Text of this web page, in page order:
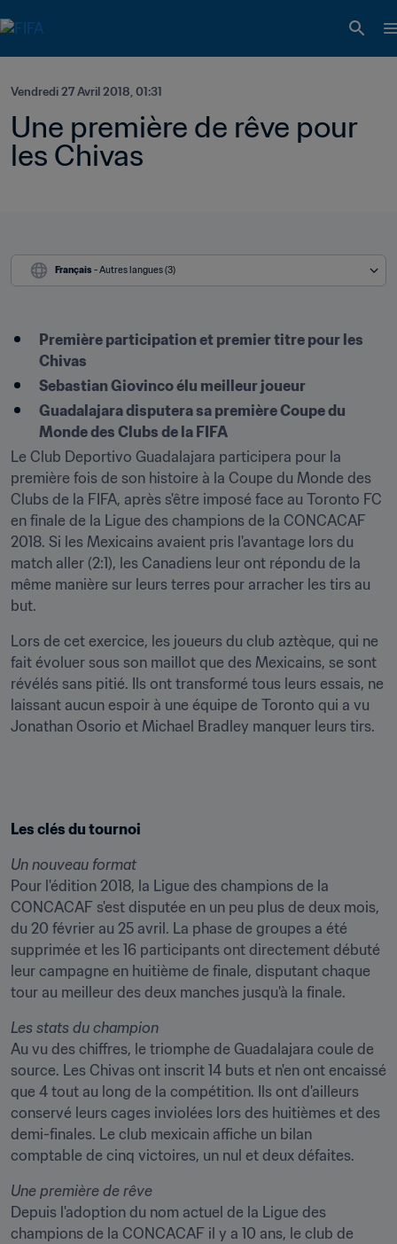
Vendredi 27 Avril 2018, 01:31
Une première de rêve pour
les Chivas
Français - Autres langues (3)
Première participation et premier titre pour les
Chivas
Sebastian Giovinco élu meilleur joueur
Guadalajara disputera sa première Coupe du
Monde des Clubs de la FIFA
Le Club Deportivo Guadalajara participera pour la
première fois de son histoire à la Coupe du Monde des
Clubs de la FIFA, après s'être imposé face au Toronto FC
en finale de la Ligue des champions de la CONCACAF
2018. Si les Mexicains avaient pris l'avantage lors du
match aller (2:1), les Canadiens leur ont répondu de la
même manière sur leurs terres pour arracher les tirs au
but.
Lors de cet exercice, les joueurs du club aztèque, qui ne
fait évoluer sous son maillot que des Mexicains, se sont
révélés sans pitié. Ils ont transformé tous leurs essais, ne
laissant aucun espoir à une équipe de Toronto qui a vu
Jonathan Osorio et Michael Bradley manquer leurs tirs.
Les clés du tournoi
Un nouveau format
Pour l'édition 2018, la Ligue des champions de la
CONCACAF s'est disputée en un peu plus de deux mois,
du 20 février au 25 avril. La phase de groupes a été
supprimée et les 16 participants ont directement débuté
leur campagne en huitième de finale, disputant chaque
tour au meilleur des deux manches jusqu'à la finale.
Les stats du champion
Au vu des chiffres, le triomphe de Guadalajara coule de
source. Les Chivas ont inscrit 14 buts et n'en ont encaissé
que 4 tout au long de la compétition. Ils ont d'ailleurs
conservé leurs cages inviolées lors des huitièmes et des
demi-finales. Le club mexicain affiche un bilan
comptable de cinq victoires, un nul et deux défaites.
Une première de rêve
Depuis l'adoption du nom actuel de la Ligue des
champions de la CONCACAF il y a 10 ans, le club de